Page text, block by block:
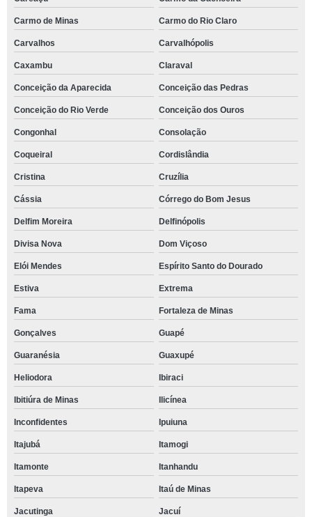
Carmo de Minas Carmo do Rio Claro
Carvalhos Carvalhópolis
Caxambu Claraval
Conceição da Aparecida Conceição das Pedras
Conceição do Rio Verde Conceição dos Ouros
Congonhal Consolação
Coqueiral Cordislândia
Cristina Cruzília
Cássia Córrego do Bom Jesus
Delfim Moreira Delfinópolis
Divisa Nova Dom Viçoso
Elói Mendes Espírito Santo do Dourado
Estiva Extrema
Fama Fortaleza de Minas
Gonçalves Guapé
Guaranésia Guaxupé
Heliodora Ibiraci
Ibitiúra de Minas Ilicínea
Inconfidentes Ipuiuna
Itajubá Itamogi
Itamonte Itanhandu
Itapeva Itaú de Minas
Jacutinga Jacuí